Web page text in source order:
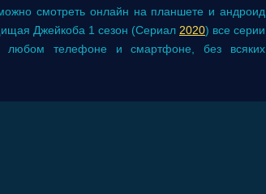
смотреть онлайн на планшете и андроид
Джейкоба 1 сезон (Сериал 2020) все серии
любом телефоне и смартфоне, без всяких